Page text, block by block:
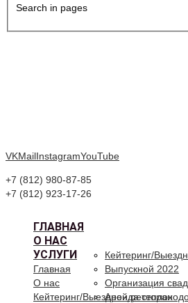
Search in pages
VKMailInstagramYouTube
+7 (812) 980-87-85
+7 (812) 923-17-26
ГЛАВНАЯ
О НАС
УСЛУГИ
Кейтеринг/
Выпускной 2022
Организация
Аренда
Главная
О нас
Кейтеринг/Выездной ресторан